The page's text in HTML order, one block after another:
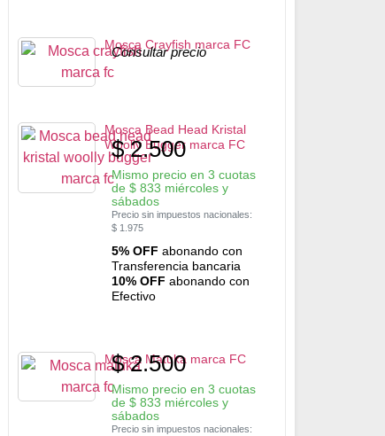
Mosca Crayfish marca FC
Consultar precio
Mosca Bead Head Kristal
Woolly Bugger marca FC
$2.500
Mismo precio en 3 cuotas
de$ 833 miércoles y
sábados
Precio sin impuestos nacionales:
$ 1.975
5% OFF abonando con
Transferencia bancaria
10% OFF abonando con
Efectivo
Mosca Matuka marca FC
$2.500
Mismo precio en 3 cuotas
de$ 833 miércoles y
sábados
Precio sin impuestos nacionales: